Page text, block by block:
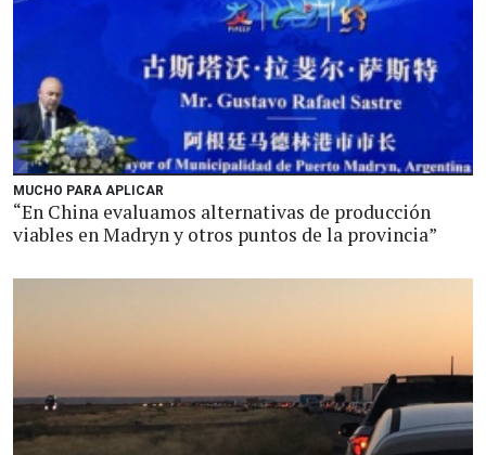
MUCHO PARA APLICAR
“En China evaluamos alternativas de producción
viables en Madryn y otros puntos de la provincia”